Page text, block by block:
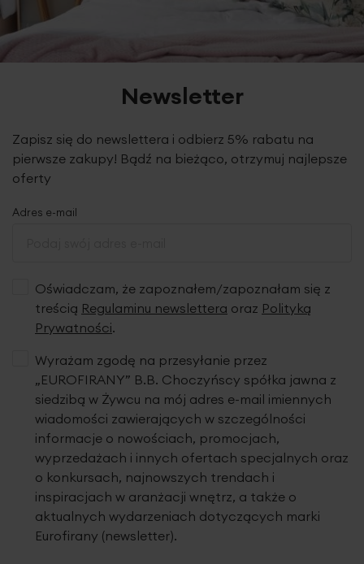
Newsletter
Zapisz się do newslettera i odbierz 5% rabatu na
pierwsze zakupy! Bądź na bieżąco, otrzymuj najlepsze
oferty
Adres e-mail
Oświadczam, że zapoznałem/zapoznałam się z
treścią Regulaminu newslettera oraz Polityką
Prywatności.
Wyrażam zgodę na przesyłanie przez
„EUROFIRANY” B.B. Choczyńscy spółka jawna z
siedzibą w Żywcu na mój adres e-mail imiennych
wiadomości zawierających w szczególności
informacje o nowościach, promocjach,
wyprzedażach i innych ofertach specjalnych oraz
o konkursach, najnowszych trendach i
inspiracjach w aranżacji wnętrz, a także o
aktualnych wydarzeniach dotyczących marki
Eurofirany (newsletter).